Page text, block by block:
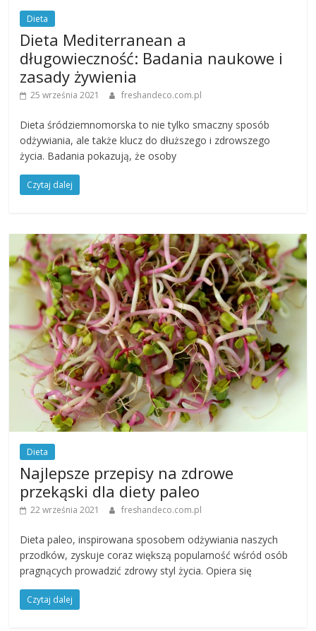
Dieta
Dieta Mediterranean a
długowieczność: Badania naukowe i
zasady żywienia
25 września 2021 freshandeco.com.pl
Dieta śródziemnomorska to nie tylko smaczny sposób
odżywiania, ale także klucz do dłuższego i zdrowszego
życia. Badania pokazują, że osoby
Czytaj dalej
Dieta
Najlepsze przepisy na zdrowe
przekąski dla diety paleo
22 września 2021 freshandeco.com.pl
Dieta paleo, inspirowana sposobem odżywiania naszych
przodków, zyskuje coraz większą popularność wśród osób
pragnących prowadzić zdrowy styl życia. Opiera się
Czytaj dalej